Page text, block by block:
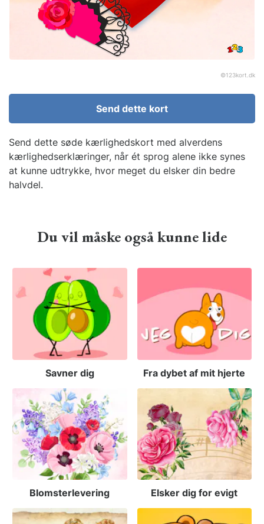
©123kort.dk
Send dette kort
Send dette søde kærlighedskort med alverdens
kærlighedserklæringer, når ét sprog alene ikke synes
at kunne udtrykke, hvor meget du elsker din bedre
halvdel.
Du vil måske også kunne lide
Savner dig Fra dybet af mit hjerte
Blomsterlevering Elsker dig for evigt